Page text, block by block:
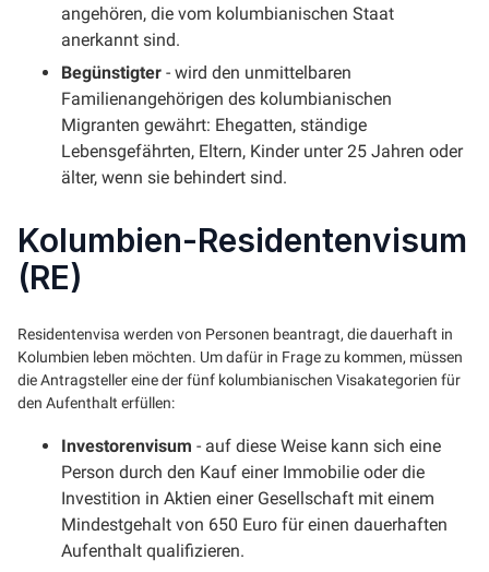
angehören, die vom kolumbianischen Staat
anerkannt sind.
Begünstigter - wird den unmittelbaren
Familienangehörigen des kolumbianischen
Migranten gewährt: Ehegatten, ständige
Lebensgefährten, Eltern, Kinder unter 25 Jahren oder
älter, wenn sie behindert sind.
Kolumbien-Residentenvisum
(RE)
Residentenvisa werden von Personen beantragt, die dauerhaft in
Kolumbien leben möchten. Um dafür in Frage zu kommen, müssen
die Antragsteller eine der fünf kolumbianischen Visakategorien für
den Aufenthalt erfüllen:
Investorenvisum - auf diese Weise kann sich eine
Person durch den Kauf einer Immobilie oder die
Investition in Aktien einer Gesellschaft mit einem
Mindestgehalt von 650 Euro für einen dauerhaften
Aufenthalt qualifizieren.